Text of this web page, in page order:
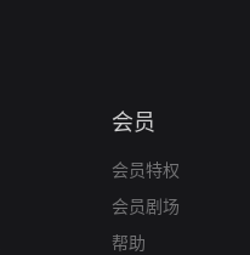
会员
会员特权
会员剧场
帮助